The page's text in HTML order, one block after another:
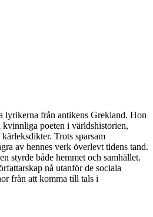
lyrikerna från antikens Grekland. Hon
kvinnliga poeten i världshistorien,
Trots sparsam
av hennes verk överlevt tidens tand.
styrde både hemmet och samhället.
nå utanför de sociala
från att komma till tals i